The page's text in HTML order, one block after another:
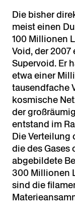
Die bisher
meist einen
100 Millionen
Void, der
Supervoid. Er
etwa einer
tausendfache
kosmische
der
entstand im
Die Verteilung
die des Gases
abgebildete
300 Millionen
sind die